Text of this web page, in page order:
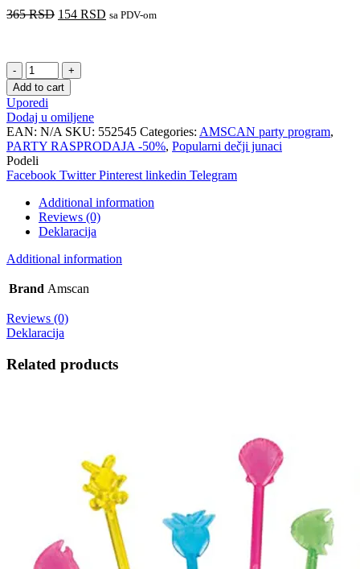
365RSD 154 RSD sa PDV-om
Salvete
Pink
bird
1/20
quantity
Add to cart
Uporedi
Dodaj u omiljene
EAN: N/A SKU: 552545 Categories: AMSCAN party program,
PARTY RASPRODAJA -50%, Popularni dečji junaci
Podeli
Facebook Twitter Pinterest linkedin Telegram
Additional information
Reviews (0)
Deklaracija
Additional information
Brand Amscan
Reviews (0)
Deklaracija
Related products